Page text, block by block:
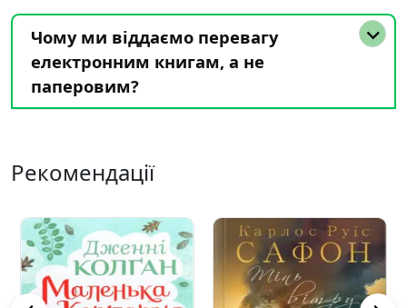
Чому ми віддаємо перевагу
електронним книгам, а не
паперовим?
Рекомендації